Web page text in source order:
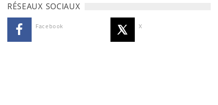
RÉSEAUX SOCIAUX
Facebook X